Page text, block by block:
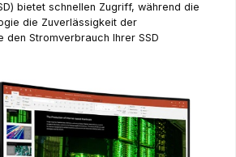
bietet schnellen Zugriff, während die
die Zuverlässigkeit der
den Stromverbrauch Ihrer SSD